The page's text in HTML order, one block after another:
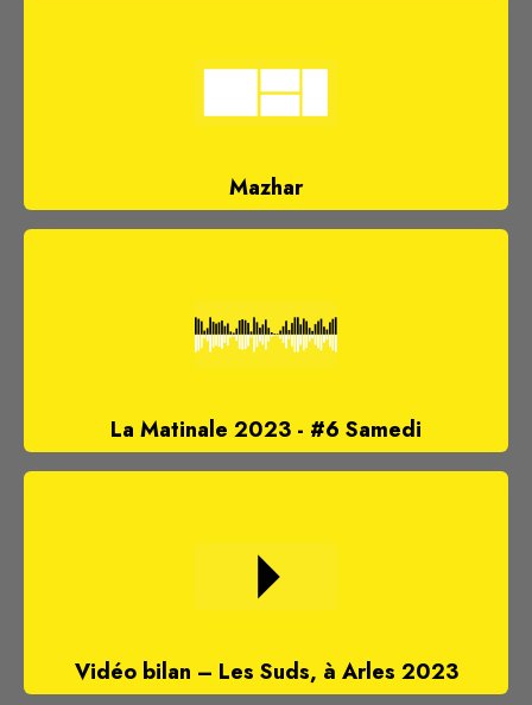
Mazhar
La Matinale 2023 - #6 Samedi
Vidéo bilan – Les Suds, à Arles 2023